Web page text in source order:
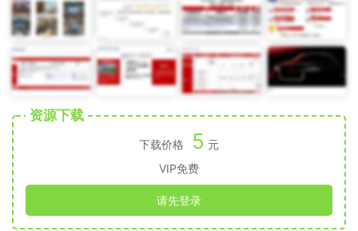
资源下载
下载价格 5 元
VIP免费
请先登录